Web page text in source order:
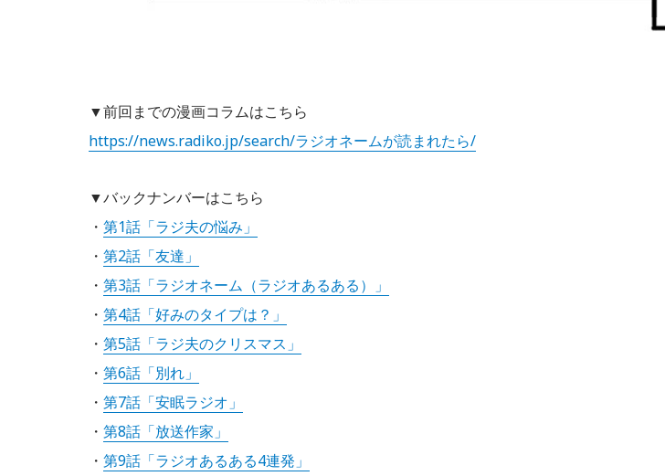
▼前回までの漫画コラムはこちら
https://news.radiko.jp/search/ラジオネームが読まれたら/
▼バックナンバーはこちら
・ 第1話「ラジ夫の悩み」
・ 第2話「友達」
・ 第3話「ラジオネーム（ラジオあるある）」
・ 第4話「好みのタイプは？」
・ 第5話「ラジ夫のクリスマス」
・ 第6話「別れ」
・ 第7話「安眠ラジオ」
・ 第8話「放送作家」
・ 第9話「ラジオあるある4連発」